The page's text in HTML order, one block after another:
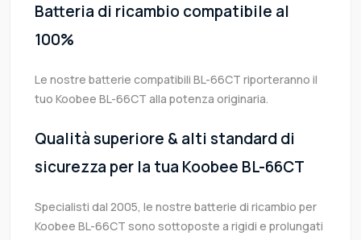
Batteria di ricambio compatibile al
100%
Le nostre batterie compatibili BL-66CT riporteranno il
tuo Koobee BL-66CT alla potenza originaria.
Qualità superiore & alti standard di
sicurezza per la tua Koobee BL-66CT
Specialisti dal 2005, le nostre batterie di ricambio per
Koobee BL-66CT sono sottoposte a rigidi e prolungati